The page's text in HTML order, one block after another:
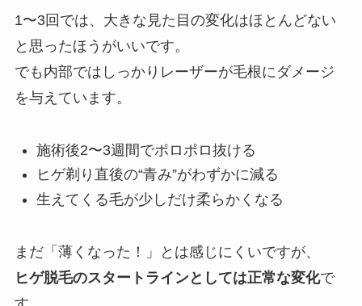
1〜3回では、大きな見た目の変化はほとんどない
と思ったほうがいいです。
でも内部ではしっかりレーザーが毛根にダメージ
を与えています。
施術後2〜3週間でポロポロ抜ける
ヒゲ剃り直後の“青み”がわずかに減る
生えてくる毛が少しだけ柔らかくなる
まだ「薄くなった！」とは感じにくいですが、
ヒゲ脱毛のスタートラインとしては正常な変化で